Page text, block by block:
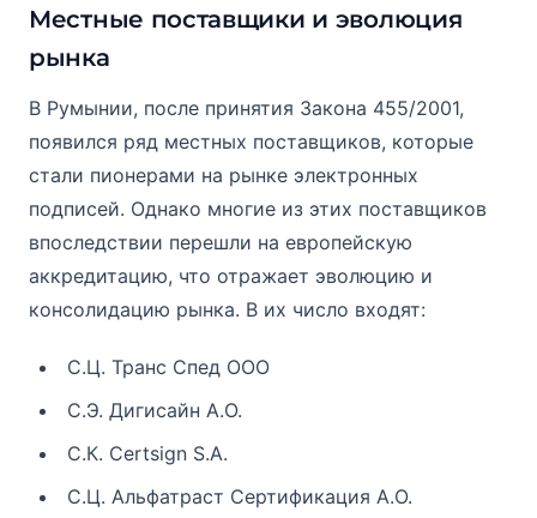
Местные поставщики и эволюция
рынка
В Румынии, после принятия Закона 455/2001,
появился ряд местных поставщиков, которые
стали пионерами на рынке электронных
подписей. Однако многие из этих поставщиков
впоследствии перешли на европейскую
аккредитацию, что отражает эволюцию и
консолидацию рынка. В их число входят:
С.Ц. Транс Спед ООО
С.Э. Дигисайн А.О.
С.К. Certsign S.A.
С.Ц. Альфатраст Сертификация А.О.